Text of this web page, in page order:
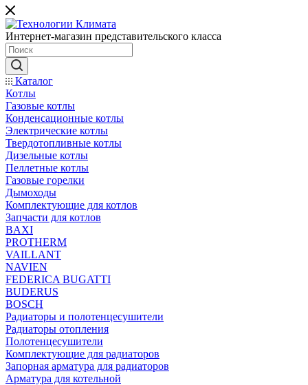
Интернет-магазин представительского класса
Каталог
Котлы
Газовые котлы
Конденсационные котлы
Электрические котлы
Твердотопливные котлы
Дизельные котлы
Пеллетные котлы
Газовые горелки
Дымоходы
Комплектующие для котлов
Запчасти для котлов
BAXI
PROTHERM
VAILLANT
NAVIEN
FEDERICA BUGATTI
BUDERUS
BOSCH
Радиаторы и полотенцесушители
Радиаторы отопления
Полотенцесушители
Комплектующие для радиаторов
Запорная арматура для радиаторов
Арматура для котельной